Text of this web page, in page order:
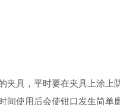
具，平时要在夹具上涂上
使用后会使钳口发生简单